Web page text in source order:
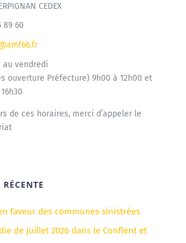
CEDEX
89 60
au vendredi
ouverture Préfecture) 9h00 à 12h00 et
de ces horaires, merci d’appeler le
faveur des communes sinistrées
de juillet 2026 dans le Conflent et